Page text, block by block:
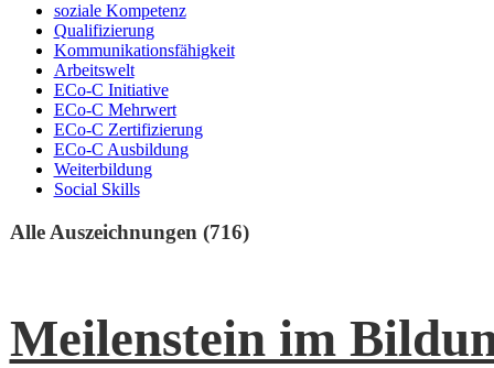
soziale Kompetenz
Qualifizierung
Kommunikationsfähigkeit
Arbeitswelt
ECo-C Initiative
ECo-C Mehrwert
ECo-C Zertifizierung
ECo-C Ausbildung
Weiterbildung
Social Skills
Alle Auszeichnungen (716)
Meilenstein im